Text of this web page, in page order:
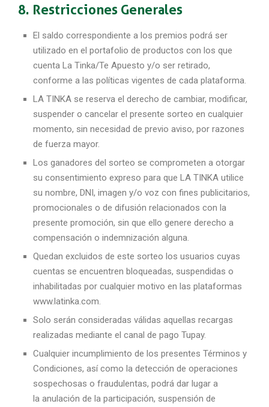
8. Restricciones Generales
El saldo correspondiente a los premios podrá ser
utilizado en el portafolio de productos con los que
cuenta La Tinka/Te Apuesto y/o ser retirado,
conforme a las políticas vigentes de cada plataforma.
LA TINKA se reserva el derecho de cambiar, modificar,
suspender o cancelar el presente sorteo en cualquier
momento, sin necesidad de previo aviso, por razones
de fuerza mayor.
Los ganadores del sorteo se comprometen a otorgar
su consentimiento expreso para que LA TINKA utilice
su nombre, DNI, imagen y/o voz con fines publicitarios,
promocionales o de difusión relacionados con la
presente promoción, sin que ello genere derecho a
compensación o indemnización alguna.
Quedan excluidos de este sorteo los usuarios cuyas
cuentas se encuentren bloqueadas, suspendidas o
inhabilitadas por cualquier motivo en las plataformas
www.latinka.com.
Solo serán consideradas válidas aquellas recargas
realizadas mediante el canal de pago Tupay.
Cualquier incumplimiento de los presentes Términos y
Condiciones, así como la detección de operaciones
sospechosas o fraudulentas, podrá dar lugar a
la anulación de la participación, suspensión de